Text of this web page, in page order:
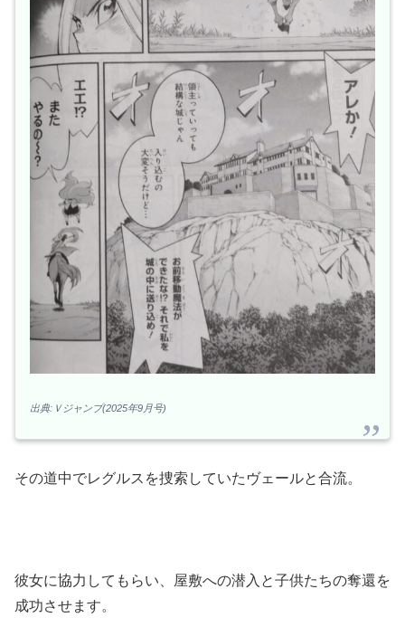
出典:Ｖジャンプ(2025年9月号)
その道中でレグルスを捜索していたヴェールと合流。
彼女に協力してもらい、屋敷への潜入と子供たちの奪還を
成功させます。